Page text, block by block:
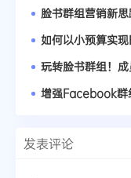
脸书群组营销新
如何以小预算实
玩转脸书群组！
增强Facebook群
发表评论